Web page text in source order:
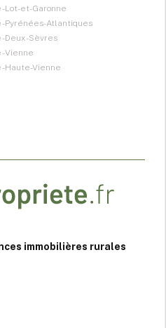
Lot-et-Garonne
Pyrénées-Atlantiques
Deux-Sèvres
Vienne
Haute-Vienne
immobilières rurales